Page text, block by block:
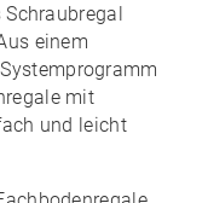
einem
mit
und leicht